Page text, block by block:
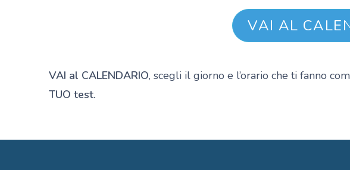
VAI AL
VAI al CALENDARIO, scegli il giorno e l’orario che ti fanno
TUO test.